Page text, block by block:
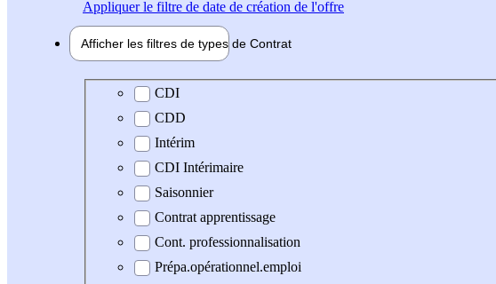
Appliquerle filtre de date de création de l'offre
Afficher les filtres de types de Contrat
Type de contrat
CDI
CDD
Intérim
CDI Intérimaire
Saisonnier
Contrat apprentissage
Cont. professionnalisation
Prépa.opérationnel.emploi